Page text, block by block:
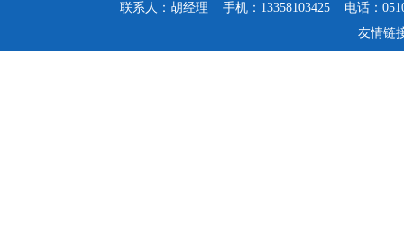
联系人：胡经理 手机：13358103425 电话：
友情链